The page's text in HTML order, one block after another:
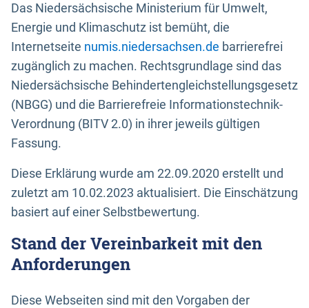
Das Niedersächsische Ministerium für Umwelt,
Energie und Klimaschutz ist bemüht, die
Internetseite numis.niedersachsen.de barrierefrei
zugänglich zu machen. Rechtsgrundlage sind das
Niedersächsische Behindertengleichstellungsgesetz
(NBGG) und die Barrierefreie Informationstechnik-
Verordnung (BITV 2.0) in ihrer jeweils gültigen
Fassung.
Diese Erklärung wurde am 22.09.2020 erstellt und
zuletzt am 10.02.2023 aktualisiert. Die Einschätzung
basiert auf einer Selbstbewertung.
Stand der Vereinbarkeit mit den
Anforderungen
Diese Webseiten sind mit den Vorgaben der